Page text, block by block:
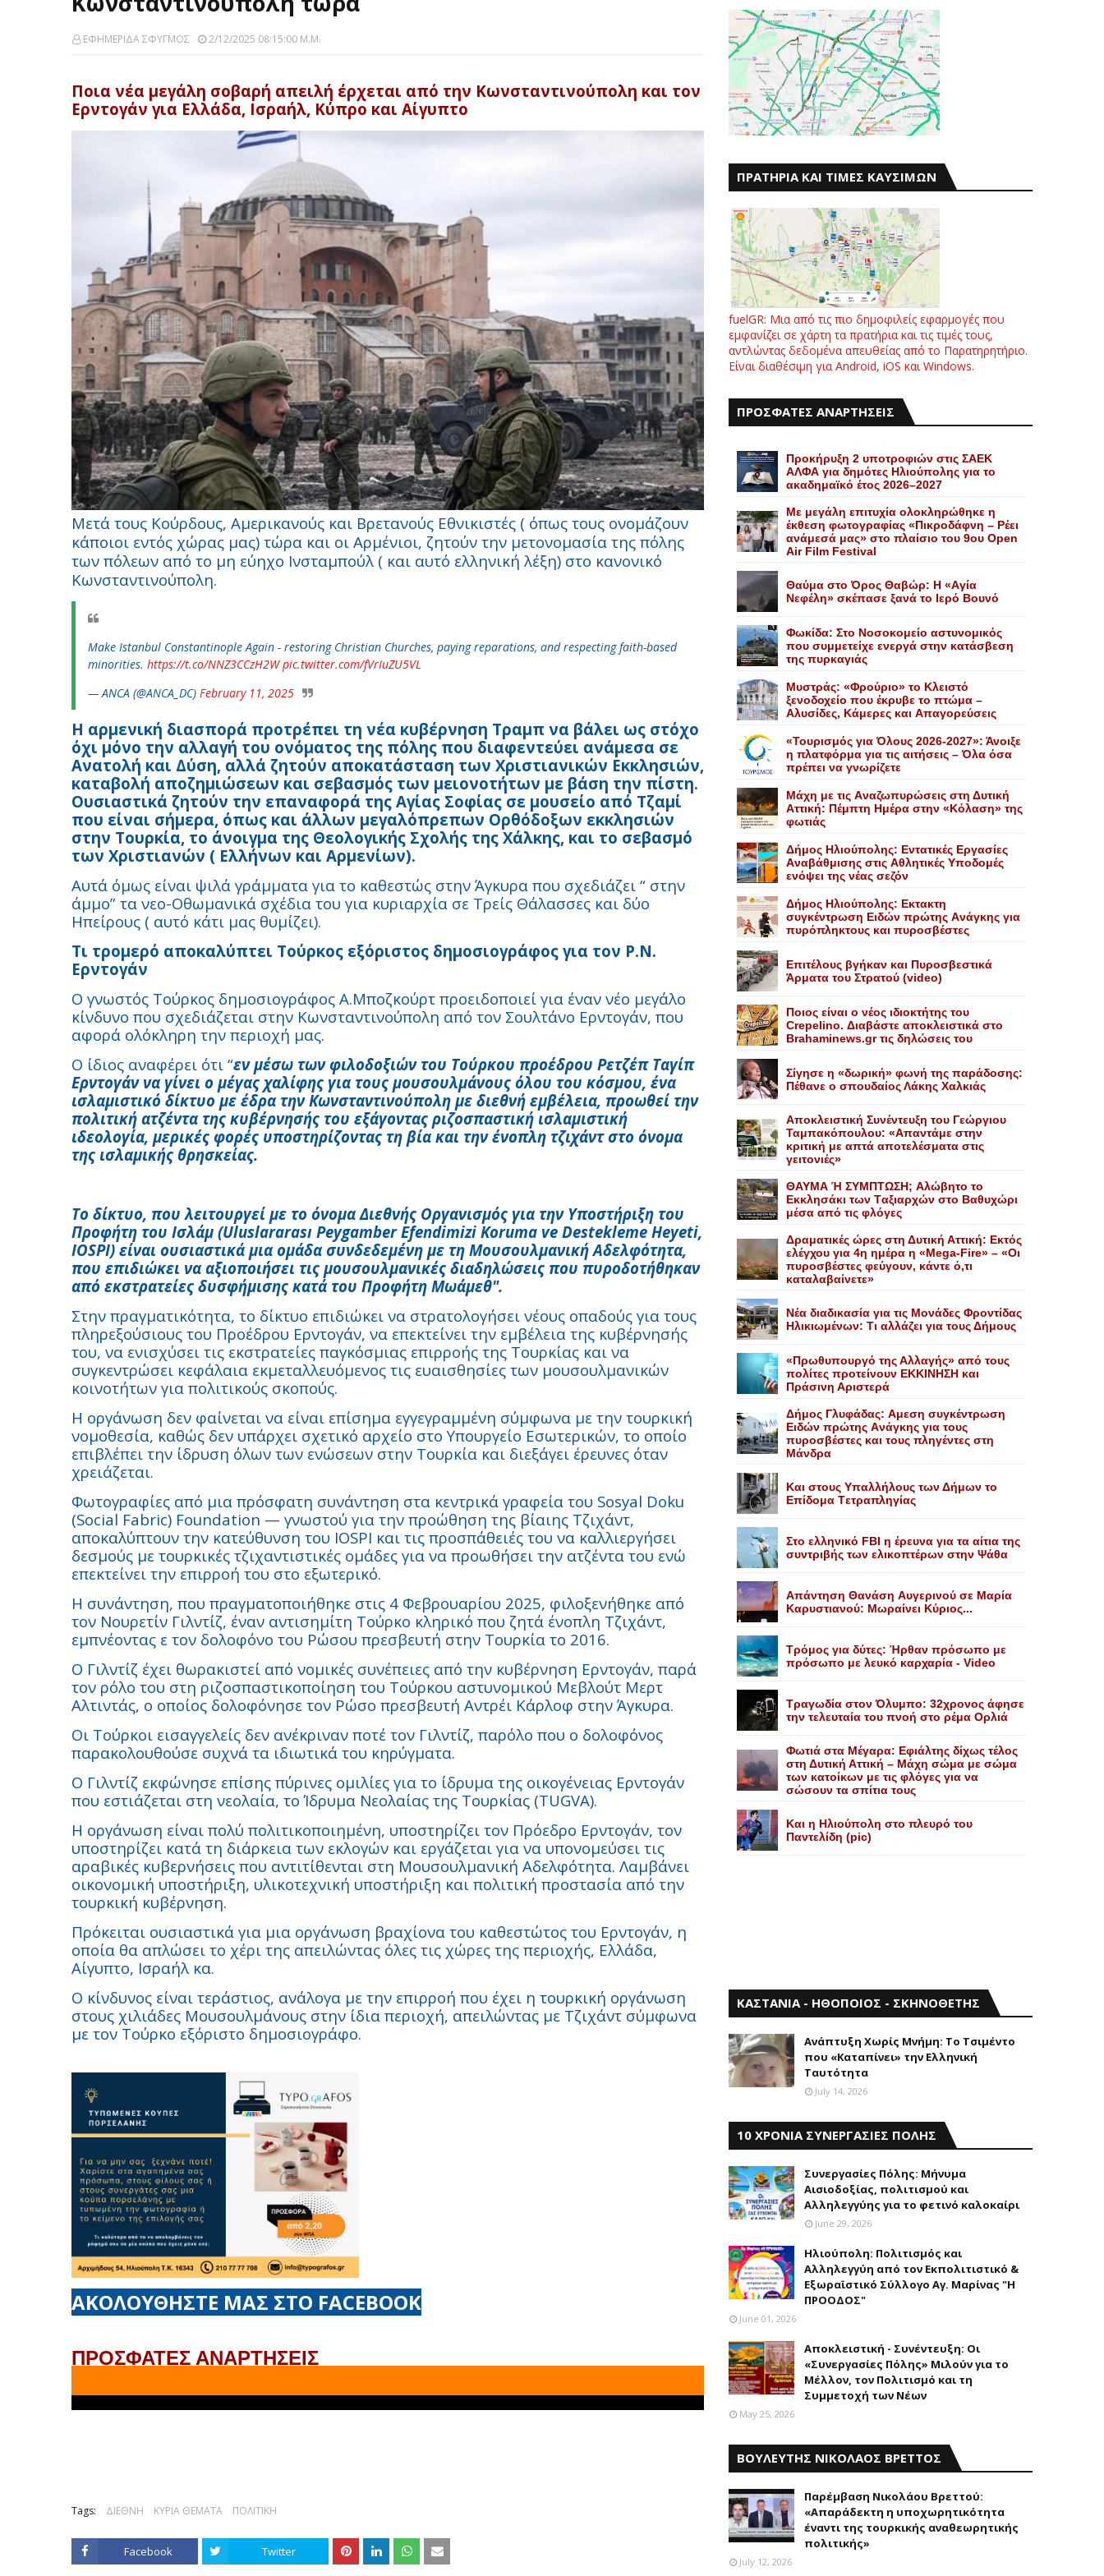
ΕΦΗΜΕΡΙΔΑ ΣΦΥΓΜΟΣ 2/12/2025 08:15:00 Μ.μ.
Ποια νέα μεγάλη σοβαρή απειλή έρχεται από την Κωνσταντινούπολη και τον
Ερντογάν για Ελλάδα, Ισραήλ, Κύπρο και Αίγυπτο
Μετά τους Κούρδους, Αμερικανούς και Βρετανούς Εθνικιστές ( όπως τους ονομάζουν
κάποιοι εντός χώρας μας) τώρα και οι Αρμένιοι, ζητούν την μετονομασία της πόλης
των πόλεων από το μη εύηχο Ινσταμπούλ ( και αυτό ελληνική λέξη) στο κανονικό
Κωνσταντινούπολη.
Make Istanbul Constantinople Again - restoring Christian Churches, paying reparations, and respecting faith-based
minorities. https://t.co/NNZ3CCzH2W pic.twitter.com/fVrIuZU5VL
— ANCA (@ANCA_DC) February 11, 2025
Η αρμενική διασπορά προτρέπει τη νέα κυβέρνηση Τραμπ να βάλει ως στόχο
όχι μόνο την αλλαγή του ονόματος της πόλης που διαφεντεύει ανάμεσα σε
Ανατολή και Δύση, αλλά ζητούν αποκατάσταση των Χριστιανικών Εκκλησιών,
καταβολή αποζημιώσεων και σεβασμός των μειονοτήτων με βάση την πίστη.
Ουσιαστικά ζητούν την επαναφορά της Αγίας Σοφίας σε μουσείο από Τζαμί
που είναι σήμερα, όπως και άλλων μεγαλόπρεπων Ορθόδοξων εκκλησιών
στην Τουρκία, το άνοιγμα της Θεολογικής Σχολής της Χάλκης, και το σεβασμό
των Χριστιανών ( Ελλήνων και Αρμενίων).
Αυτά όμως είναι ψιλά γράμματα για το καθεστώς στην Άγκυρα που σχεδιάζει “ στην
άμμο” τα νεο-Οθωμανικά σχέδια του για κυριαρχία σε Τρείς Θάλασσες και δύο
Ηπείρους ( αυτό κάτι μας θυμίζει).
Τι τρομερό αποκαλύπτει Τούρκος εξόριστος δημοσιογράφος για τον Ρ.Ν.
Ερντογάν
Ο γνωστός Τούρκος δημοσιογράφος Α.Μποζκούρτ προειδοποιεί για έναν νέο μεγάλο
κίνδυνο που σχεδιάζεται στην Κωνσταντινούπολη από τον Σουλτάνο Ερντογάν, που
αφορά ολόκληρη την περιοχή μας.
Ο ίδιος αναφέρει ότι “εν μέσω των φιλοδοξιών του Τούρκου προέδρου Ρετζέπ Ταγίπ
Ερντογάν να γίνει ο μέγας χαλίφης για τους μουσουλμάνους όλου του κόσμου, ένα
ισλαμιστικό δίκτυο με έδρα την Κωνσταντινούπολη με διεθνή εμβέλεια, προωθεί την
πολιτική ατζέντα της κυβέρνησής του εξάγοντας ριζοσπαστική ισλαμιστική
ιδεολογία, μερικές φορές υποστηρίζοντας τη βία και την ένοπλη τζιχάντ στο όνομα
της ισλαμικής θρησκείας.
Το δίκτυο, που λειτουργεί με το όνομα Διεθνής Οργανισμός για την Υποστήριξη του
Προφήτη του Ισλάμ (Uluslararası Peygamber Efendimizi Koruma ve Destekleme Heyeti,
IOSPI) είναι ουσιαστικά μια ομάδα συνδεδεμένη με τη Μουσουλμανική Αδελφότητα,
που επιδιώκει να αξιοποιήσει τις μουσουλμανικές διαδηλώσεις που πυροδοτήθηκαν
από εκστρατείες δυσφήμισης κατά του Προφήτη Μωάμεθ".
Στην πραγματικότητα, το δίκτυο επιδιώκει να στρατολογήσει νέους οπαδούς για τους
πληρεξούσιους του Προέδρου Ερντογάν, να επεκτείνει την εμβέλεια της κυβέρνησής
του, να ενισχύσει τις εκστρατείες παγκόσμιας επιρροής της Τουρκίας και να
συγκεντρώσει κεφάλαια εκμεταλλευόμενος τις ευαισθησίες των μουσουλμανικών
κοινοτήτων για πολιτικούς σκοπούς.
Η οργάνωση δεν φαίνεται να είναι επίσημα εγγεγραμμένη σύμφωνα με την τουρκική
νομοθεσία, καθώς δεν υπάρχει σχετικό αρχείο στο Υπουργείο Εσωτερικών, το οποίο
επιβλέπει την ίδρυση όλων των ενώσεων στην Τουρκία και διεξάγει έρευνες όταν
χρειάζεται.
Φωτογραφίες από μια πρόσφατη συνάντηση στα κεντρικά γραφεία του Sosyal Doku
(Social Fabric) Foundation — γνωστού για την προώθηση της βίαιης Τζιχάντ,
αποκαλύπτουν την κατεύθυνση του IOSPI και τις προσπάθειές του να καλλιεργήσει
δεσμούς με τουρκικές τζιχαντιστικές ομάδες για να προωθήσει την ατζέντα του ενώ
επεκτείνει την επιρροή του στο εξωτερικό.
Η συνάντηση, που πραγματοποιήθηκε στις 4 Φεβρουαρίου 2025, φιλοξενήθηκε από
τον Νουρετίν Γιλντίζ, έναν αντισημίτη Τούρκο κληρικό που ζητά ένοπλη Τζιχάντ,
εμπνέοντας ε τον δολοφόνο του Ρώσου πρεσβευτή στην Τουρκία το 2016.
Ο Γιλντίζ έχει θωρακιστεί από νομικές συνέπειες από την κυβέρνηση Ερντογάν, παρά
τον ρόλο του στη ριζοσπαστικοποίηση του Τούρκου αστυνομικού Μεβλούτ Μερτ
Αλτιντάς, ο οποίος δολοφόνησε τον Ρώσο πρεσβευτή Αντρέι Κάρλοφ στην Άγκυρα.
Οι Τούρκοι εισαγγελείς δεν ανέκριναν ποτέ τον Γιλντίζ, παρόλο που ο δολοφόνος
παρακολουθούσε συχνά τα ιδιωτικά του κηρύγματα.
Ο Γιλντίζ εκφώνησε επίσης πύρινες ομιλίες για το ίδρυμα της οικογένειας Ερντογάν
που εστιάζεται στη νεολαία, το Ίδρυμα Νεολαίας της Τουρκίας (TUGVA).
Η οργάνωση είναι πολύ πολιτικοποιημένη, υποστηρίζει τον Πρόεδρο Ερντογάν, τον
υποστηρίζει κατά τη διάρκεια των εκλογών και εργάζεται για να υπονομεύσει τις
αραβικές κυβερνήσεις που αντιτίθενται στη Μουσουλμανική Αδελφότητα. Λαμβάνει
οικονομική υποστήριξη, υλικοτεχνική υποστήριξη και πολιτική προστασία από την
τουρκική κυβέρνηση.
Πρόκειται ουσιαστικά για μια οργάνωση βραχίονα του καθεστώτος του Ερντογάν, η
οποία θα απλώσει το χέρι της απειλώντας όλες τις χώρες της περιοχής, Ελλάδα,
Αίγυπτο, Ισραήλ κα.
Ο κίνδυνος είναι τεράστιος, ανάλογα με την επιρροή που έχει η τουρκική οργάνωση
στους χιλιάδες Μουσουλμάνους στην ίδια περιοχή, απειλώντας με Τζιχάντ σύμφωνα
με τον Τούρκο εξόριστο δημοσιογράφο.
ΑΚΟΛΟΥΘΗΣΤΕ ΜΑΣ ΣΤΟ FACEBOOK
ΠΡΟΣΦΑΤΕΣ ΑΝΑΡΤΗΣΕΙΣ
Tags: ΔΙΕΘΝΗ ΚΥΡΙΑ ΘΕΜΑΤΑ ΠΟΛΙΤΙΚΗ
Facebook Twitter
ΠΡΑΤΗΡΙΑ ΚΑΙ ΤΙΜΕΣ ΚΑΥΣΙΜΩΝ
fuelGR: Μια από τις πιο δημοφιλείς εφαρμογές που
εμφανίζει σε χάρτη τα πρατήρια και τις τιμές τους,
αντλώντας δεδομένα απευθείας από το Παρατηρητήριο.
Είναι διαθέσιμη για Android, iOS και Windows.
ΠΡΟΣΦΑΤΕΣ ΑΝΑΡΤΗΣΕΙΣ
Προκήρυξη 2 υποτροφιών στις ΣΑΕΚ
ΑΛΦΑ για δημότες Ηλιούπολης για το
ακαδημαϊκό έτος 2026–2027
Με μεγάλη επιτυχία ολοκληρώθηκε η
έκθεση φωτογραφίας «Πικροδάφνη – Ρέει
ανάμεσά μας» στο πλαίσιο του 9ου Open
Air Film Festival
Θαύμα στο Όρος Θαβώρ: H «Aγία
Nεφέλη» σκέπασε ξανά το Iερό Bουνό
Φωκίδα: Στο Νοσοκομείο αστυνομικός
που συμμετείχε ενεργά στην κατάσβεση
της πυρκαγιάς
Mυστράς: «Φρούριο» το Kλειστό
ξενοδοχείο που έκρυβε το πτώμα –
Aλυσίδες, Kάμερες και Aπαγορεύσεις
«Τουρισμός για Όλους 2026-2027»: Άνοιξε
η πλατφόρμα για τις αιτήσεις – Όλα όσα
πρέπει να γνωρίζετε
Mάχη με τις Aναζωπυρώσεις στη Δυτική
Aττική: Πέμπτη Hμέρα στην «Kόλαση» της
φωτιάς
Δήμος Ηλιούπολης: Eντατικές Eργασίες
Aναβάθμισης στις Aθλητικές Yποδομές
ενόψει της νέας σεζόν
Δήμος Ηλιούπολης: Eκτακτη
συγκέντρωση Eιδών πρώτης Aνάγκης για
πυρόπληκτους και πυροσβέστες
Επιτέλους βγήκαν και Πυροσβεστικά
Άρματα του Στρατού (video)
Ποιος είναι ο νέος ιδιοκτήτης του
Crepelino. Διαβάστε αποκλειστικά στο
Brahaminews.gr τις δηλώσεις του
Σίγησε η «δωρική» φωνή της παράδοσης:
Πέθανε o σπουδαίος Λάκης Xαλκιάς
Αποκλειστική Συνέντευξη του Γεώργιου
Ταμπακόπουλου: «Απαντάμε στην
κριτική με απτά αποτελέσματα στις
γειτονιές»
ΘΑΥΜΑ Ή ΣΥΜΠΤΩΣΗ; Aλώβητο το
Eκκλησάκι των Tαξιαρχών στο Bαθυχώρι
μέσα από τις φλόγες
Δραματικές ώρες στη Δυτική Αττική: Εκτός
ελέγχου για 4η ημέρα η «Mega-Fire» – «Οι
πυροσβέστες φεύγουν, κάντε ό,τι
καταλαβαίνετε»
Nέα διαδικασία για τις Mονάδες Φροντίδας
Hλικιωμένων: Tι αλλάζει για τους Δήμους
«Πρωθυπουργό της Αλλαγής» από τους
πολίτες προτείνουν EKKINHΣΗ και
Πράσινη Αριστερά
Δήμος Γλυφάδας: Aμεση συγκέντρωση
Eιδών πρώτης Aνάγκης για τους
πυροσβέστες και τους πληγέντες στη
Mάνδρα
Kαι στους Yπαλλήλους των Δήμων το
Eπίδομα Tετραπληγίας
Στο ελληνικό FBI η έρευνα για τα αίτια της
συντριβής των ελικοπτέρων στην Ψάθα
Aπάντηση Θανάση Aυγερινού σε Mαρία
Kαρυστιανού: Mωραίνει Kύριος...
Τρόμος για δύτες: Ήρθαν πρόσωπο με
πρόσωπο με λευκό καρχαρία - Video
Τραγωδία στον Όλυμπο: 32χρονος άφησε
την τελευταία του πνοή στο ρέμα Ορλιά
Φωτιά στα Μέγαρα: Εφιάλτης δίχως τέλος
στη Δυτική Αττική – Μάχη σώμα με σώμα
των κατοίκων με τις φλόγες για να
σώσουν τα σπίτια τους
Και η Ηλιούπολη στο πλευρό του
Παντελίδη (pic)
ΚΑΣΤΑΝΙΑ - ΗΘΟΠΟΙΟΣ - ΣΚΗΝΟΘΕΤΗΣ
Aνάπτυξη Xωρίς Mνήμη: Το Τσιμέντο
που «Καταπίνει» την Ελληνική
Ταυτότητα
July 14, 2026
10 ΧΡΟΝΙΑ ΣΥΝΕΡΓΑΣΙΕΣ ΠΟΛΗΣ
Συνεργασίες Πόλης: Mήνυμα
Aισιοδοξίας, πολιτισμού και
Aλληλεγγύης για το φετινό καλοκαίρι
June 29, 2026
Ηλιούπολη: Πολιτισμός και
Aλληλεγγύη από τον Εκπολιτιστικό &
Εξωραϊστικό Σύλλογο Αγ. Μαρίνας "Η
ΠΡΟΟΔΟΣ"
June 01, 2026
Αποκλειστική - Συνέντευξη: Οι
«Συνεργασίες Πόλης» Μιλούν για το
Μέλλον, τον Πολιτισμό και τη
Συμμετοχή των Νέων
May 25, 2026
ΒΟΥΛΕΥΤΗΣ ΝΙΚΟΛΑΟΣ ΒΡΕΤΤΟΣ
Παρέμβαση Nικολάου Bρεττού:
«Aπαράδεκτη η υποχωρητικότητα
έναντι της τουρκικής αναθεωρητικής
πολιτικής»
July 12, 2026